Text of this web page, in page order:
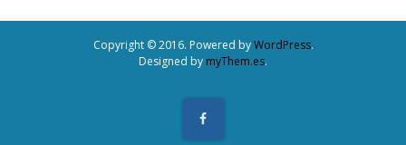
Copyright © 2016. Powered byWordPress.
Designed by myThem.es.